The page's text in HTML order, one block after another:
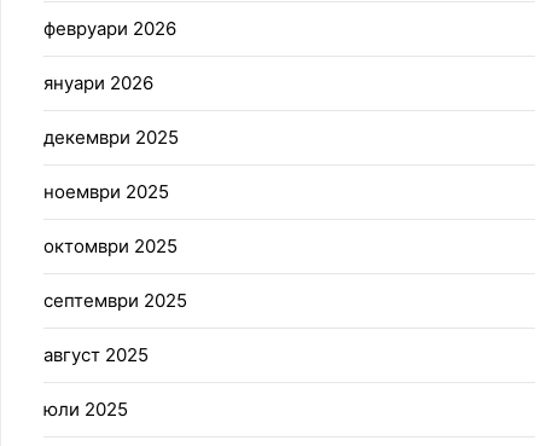
февруари 2026
януари 2026
декември 2025
ноември 2025
октомври 2025
септември 2025
август 2025
юли 2025